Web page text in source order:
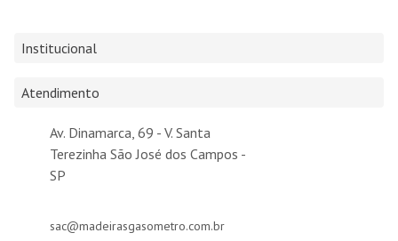
Institucional
Atendimento
Av. Dinamarca, 69 - V. Santa
Terezinha São José dos Campos -
SP
sac@madeirasgasometro.com.br